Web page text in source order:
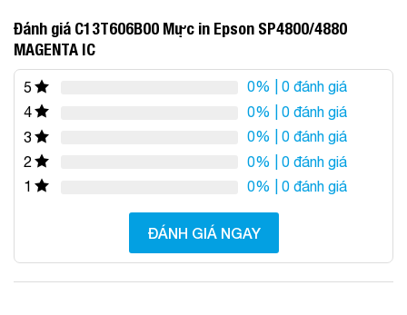
Đánh giá C13T606B00 Mực in Epson SP4800/4880
MAGENTA IC
5 0% | 0 đánh giá
4
0% | 0 đánh giá
3
0% | 0 đánh giá
2
0% | 0 đánh giá
1
0% | 0 đánh giá
ĐÁNH GIÁ NGAY